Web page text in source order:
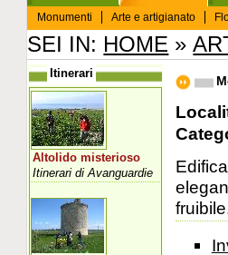
Monumenti
Arte e artigianato
SEI IN: HOME »
Itinerari
Altolido misterioso
Itinerari di Avanguardie